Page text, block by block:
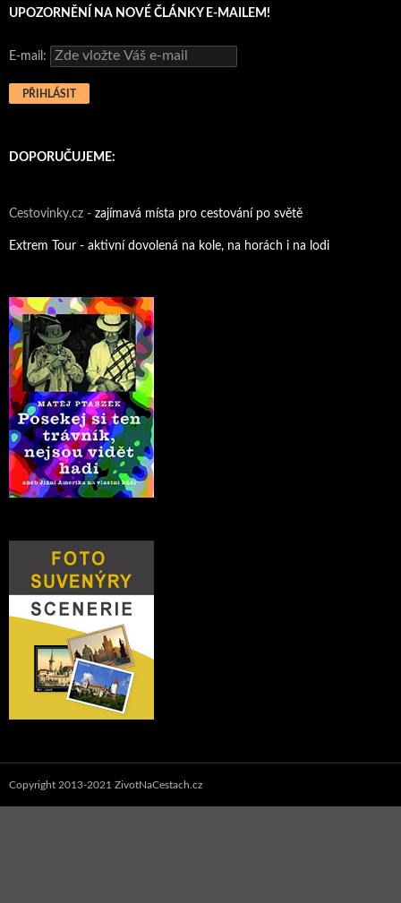
UPOZORNĚNÍ NA NOVÉ ČLÁNKY E-MAILEM!
E-mail:
DOPORUČUJEME:
Cestovinky.cz - zajímavá místa pro cestování po světě
Extrem Tour - aktivní dovolená na kole, na horách i na lodi